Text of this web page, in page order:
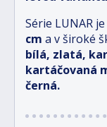
Série LUNAR
cm a v široké
bílá, zlatá,
kartáčovaná
černá.